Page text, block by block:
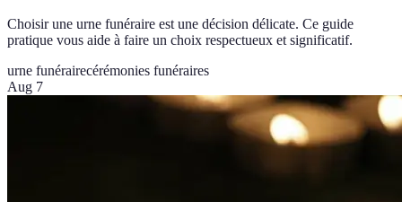
Choisir une urne funéraire est une décision délicate. Ce guide
pratique vous aide à faire un choix respectueux et significatif.
urne funérairecérémonies funéraires
Aug 7